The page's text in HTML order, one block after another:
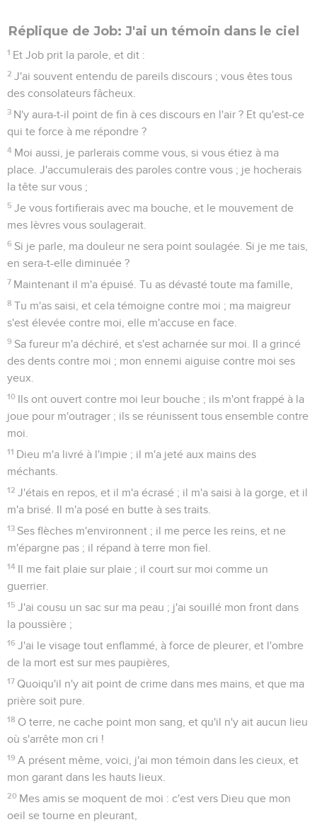
Réplique de Job: J'ai un témoin dans le ciel
1 Et Job prit la parole, et dit :
2 J'ai souvent entendu de pareils discours ; vous êtes tous
des consolateurs fâcheux.
3 N'y aura-t-il point de fin à ces discours en l'air ? Et qu'est-ce
qui te force à me répondre ?
4 Moi aussi, je parlerais comme vous, si vous étiez à ma
place. J'accumulerais des paroles contre vous ; je hocherais
la tête sur vous ;
5 Je vous fortifierais avec ma bouche, et le mouvement de
mes lèvres vous soulagerait.
6 Si je parle, ma douleur ne sera point soulagée. Si je me tais,
en sera-t-elle diminuée ?
7 Maintenant il m'a épuisé. Tu as dévasté toute ma famille,
8 Tu m'as saisi, et cela témoigne contre moi ; ma maigreur
s'est élevée contre moi, elle m'accuse en face.
9 Sa fureur m'a déchiré, et s'est acharnée sur moi. Il a grincé
des dents contre moi ; mon ennemi aiguise contre moi ses
yeux.
10 Ils ont ouvert contre moi leur bouche ; ils m'ont frappé à la
joue pour m'outrager ; ils se réunissent tous ensemble contre
moi.
11 Dieu m'a livré à l'impie ; il m'a jeté aux mains des
méchants.
12 J'étais en repos, et il m'a écrasé ; il m'a saisi à la gorge, et il
m'a brisé. Il m'a posé en butte à ses traits.
13 Ses flèches m'environnent ; il me perce les reins, et ne
m'épargne pas ; il répand à terre mon fiel.
14 Il me fait plaie sur plaie ; il court sur moi comme un
guerrier.
15 J'ai cousu un sac sur ma peau ; j'ai souillé mon front dans
la poussière ;
16 J'ai le visage tout enflammé, à force de pleurer, et l'ombre
de la mort est sur mes paupières,
17 Quoiqu'il n'y ait point de crime dans mes mains, et que ma
prière soit pure.
18 O terre, ne cache point mon sang, et qu'il n'y ait aucun lieu
où s'arrête mon cri !
19 A présent même, voici, j'ai mon témoin dans les cieux, et
mon garant dans les hauts lieux.
20 Mes amis se moquent de moi : c'est vers Dieu que mon
oeil se tourne en pleurant,